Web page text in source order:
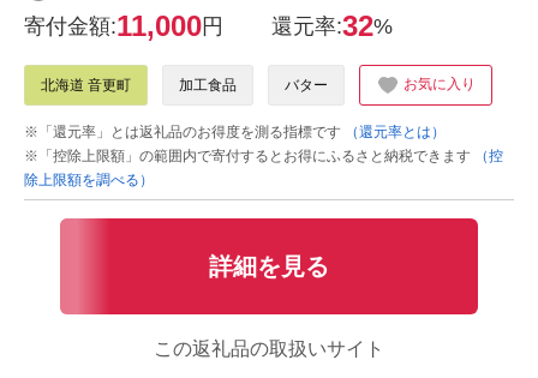
寄付金額:11,000円 還元率:32%
北海道 音更町 加工食品 バター お気に入り
※「還元率」とは返礼品のお得度を測る指標です
（還元率とは）
※「控除上限額」の範囲内で寄付するとお得にふるさと納税できます
（控
除上限額を調べる）
詳細を見る
この返礼品の取扱いサイト